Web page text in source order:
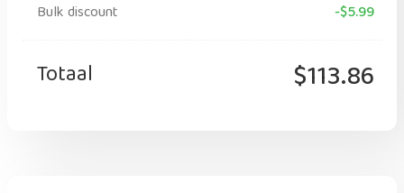
Bulk discount
-$5.99
Totaal $113.86